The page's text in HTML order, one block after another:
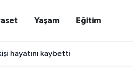
Yaşam Eğitim
hayatını kaybetti